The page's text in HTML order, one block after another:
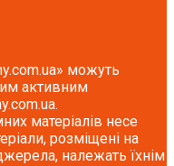
можуть
активним
матеріалів несе
розміщені на
належать їхнім